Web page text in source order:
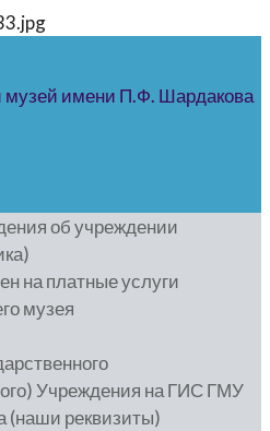
музей имени П.Ф. Шардакова
об учреждении
на платные услуги
музея
Учреждения на ГИС ГМУ
(наши реквизиты)